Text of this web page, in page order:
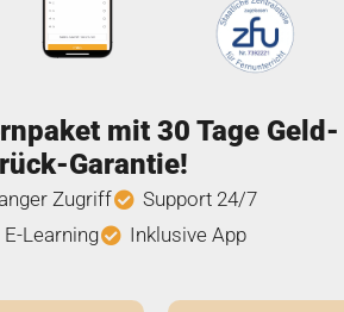
mit 30 Tage Geld-
Garantie!
Zugriff
Support 24/7
Learning
Inklusive App